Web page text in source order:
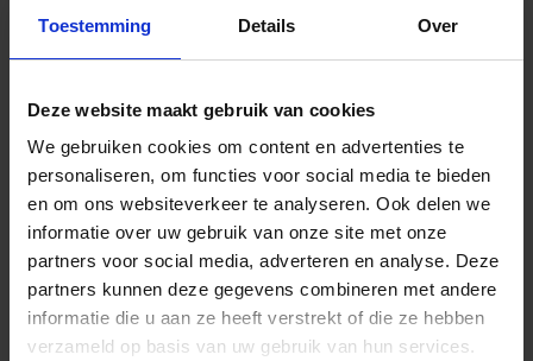
Toestemming Details Over
Deze website maakt gebruik van cookies
We gebruiken cookies om content en advertenties te
personaliseren, om functies voor social media te bieden
en om ons websiteverkeer te analyseren. Ook delen we
informatie over uw gebruik van onze site met onze
partners voor social media, adverteren en analyse. Deze
partners kunnen deze gegevens combineren met andere
informatie die u aan ze heeft verstrekt of die ze hebben
verzameld op basis van uw gebruik van hun services.